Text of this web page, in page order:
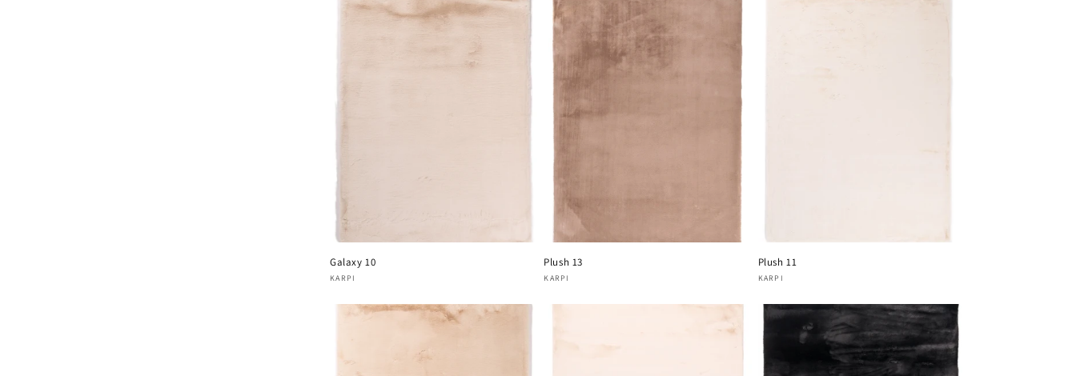
Galaxy 10
Verkoper:
KARPI
Plush 13
Verkoper:
KARPI
Plush 11
Verkoper:
KARPI